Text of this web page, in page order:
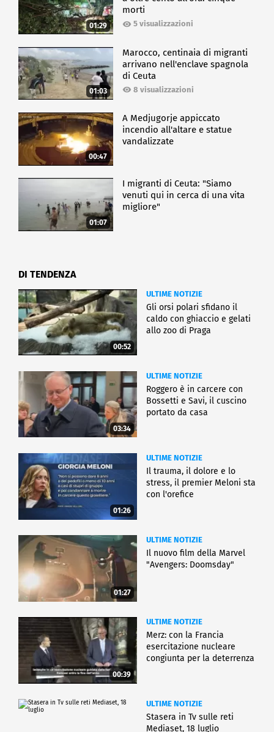
ECONOMIA
01:29
morti
5 visualizzazioni
01:03
Marocco, centinaia di migranti
arrivano nell'enclave spagnola
di Ceuta
8 visualizzazioni
00:47
A Medjugorje appiccato
incendio all'altare e statue
vandalizzate
01:07
I migranti di Ceuta: "Siamo
venuti qui in cerca di una vita
migliore"
DI TENDENZA
00:52
ULTIME NOTIZIE
Gli orsi polari sfidano il
caldo con ghiaccio e gelati
allo zoo di Praga
03:34
ULTIME NOTIZIE
Roggero è in carcere con
Bossetti e Savi, il cuscino
portato da casa
01:26
ULTIME NOTIZIE
Il trauma, il dolore e lo
stress, il premier Meloni sta
con l'orefice
01:27
ULTIME NOTIZIE
Il nuovo film della Marvel
"Avengers: Doomsday"
00:39
ULTIME NOTIZIE
Merz: con la Francia
esercitazione nucleare
congiunta per la deterrenza
ULTIME NOTIZIE
Stasera in Tv sulle reti
Mediaset, 18 luglio